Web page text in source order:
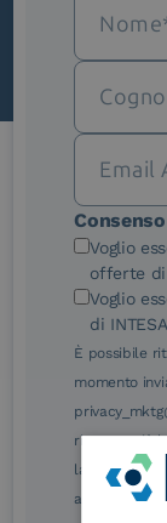
eIDAS
Service
Voglio
offerte di
Voglio
di
È possibile
momento
ricevere più
la